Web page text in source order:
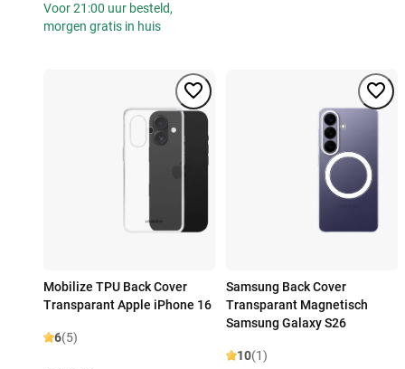
Voor 21:00 uur besteld,
morgen gratis in huis
Mobilize TPU Back Cover
Transparant Apple iPhone 16
6(5)
Samsung Back Cover
Transparant Magnetisch
Samsung Galaxy S26
10(1)